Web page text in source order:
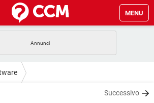
MENU
Successivo